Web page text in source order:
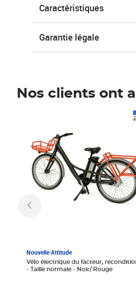
Caractéristiques
Garantie légale
Nos clients ont
Nouvelle Attitude
Vélo électrique du facteur,
- Taille normale - Noir/ Rouge